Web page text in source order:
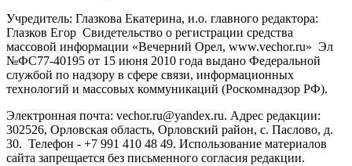
Учредитель: Глазкова Екатерина, и.о. главного редактора:
Глазков Егор Свидетельство о регистрации средства
массовой информации «Вечерний Орел, www.vechor.ru» Эл
№ФС77-40195 от 15 июня 2010 года выдано Федеральной
службой по надзору в сфере связи, информационных
технологий и массовых коммуникаций (Роскомнадзор РФ).
Электронная почта: vechor.ru@yandex.ru. Адрес редакции:
302526, Орловская область, Орловский район, с. Паслово, д.
30. Телефон - +7 991 410 48 49. Использование материалов
сайта запрещается без письменного согласия редакции.